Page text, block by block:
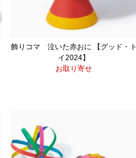
飾りコマ 泣いた赤おに 【グッド・ト
イ2024】
お取り寄せ